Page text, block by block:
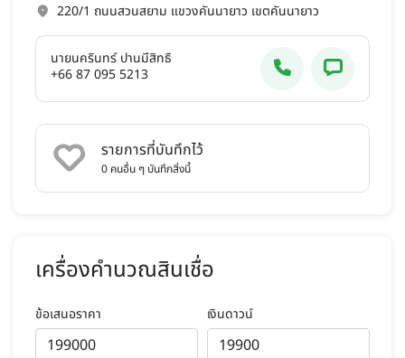
220/1 ถนนสวนสยาม แขวงคันนายาว เขตคันนายาว
นายนครินทร์ ปานมีสิทธิ์
+66 87 095 5213
รายการที่บันทึกไว้
0 คนอื่น ๆ บันทึกสิ่งนี้
เครื่องคำนวณสินเชื่อ
ข้อเสนอราคา เงินดาวน์